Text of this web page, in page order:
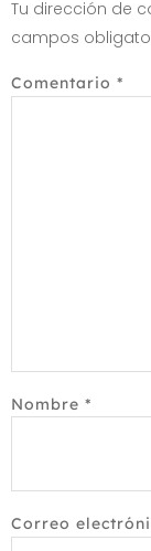
Tu dirección de
campos
Comentario *
Nombre *
Correo